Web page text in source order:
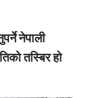
नेपाली
तस्बिर हो